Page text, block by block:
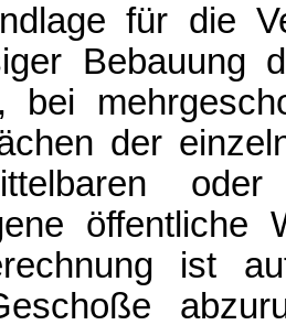
für die
Bebauung
bei
der
öffentliche
ist